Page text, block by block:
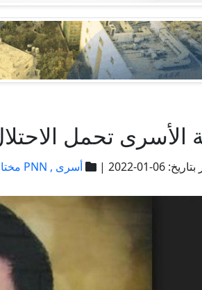
الأسرى تحمل
06-01-2022 | أسرى , PNN مختارات